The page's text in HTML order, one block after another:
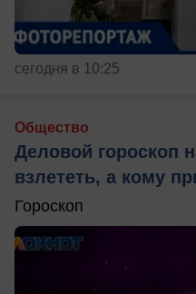
сегодня в 10:25
Общество
Деловой гороскоп
взлететь, а кому
Гороскоп